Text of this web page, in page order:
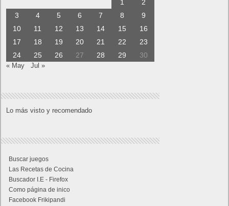
1
2
3
4 5 6 7 8
9
10
11 12 13 14 15
16
17
18 19 20 21 22
23
24
25 26 27 28 29 30
« May Jul »
Lo más visto y recomendado
Buscar juegos
Las Recetas de Cocina
Buscador I.E - Firefox
Como página de inico
Facebook Frikipandi